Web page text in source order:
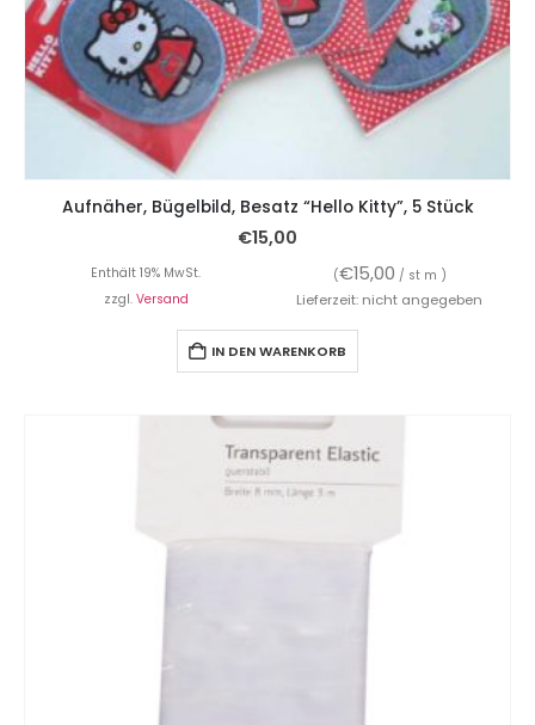
Aufnäher, Bügelbild, Besatz “Hello Kitty”, 5 Stück
€15,00
Enthält 19% MwSt. (€15,00 / st m )
zzgl. Versand Lieferzeit: nicht angegeben
IN DEN WARENKORB